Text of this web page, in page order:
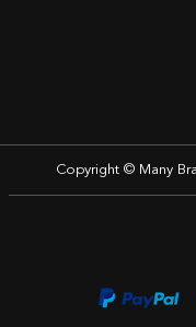
Copyright © Many